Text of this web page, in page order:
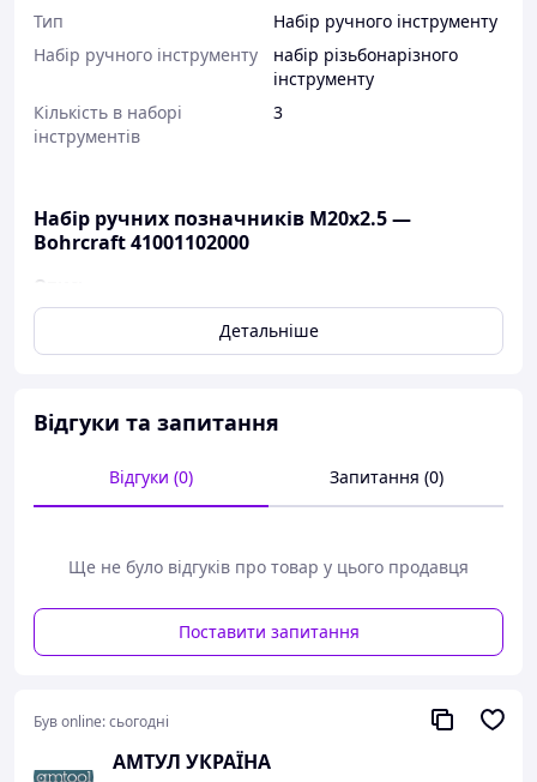
Тип
Набір ручного інструменту
Набір ручного інструменту
набір різьбонарізного
інструменту
Кількість в наборі
інструментів
3
Набір ручних позначників M20х2.5 —
Bohrcraft 41001102000
Опис:
Метричні позначники для нарізування різі в
конструкційних марках сталі, у нелегованих
міцності до 800 Н/мм2
Тип різі: метрична DIN 352
Кат. номер для замовлення 41001101800
Детальніше
Відгуки та запитання
Відгуки (0) Запитання (0)
Ще не було відгуків про товар у цього продавця
Поставити запитання
Був online:сьогодні
АМТУЛ УКРАЇНА